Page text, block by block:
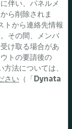
伴い、パネルメ
ら削除されま
トから連絡先情報
その間、メンバ
け取る場合があ
トの要請後の
法については、
さい （「Dynata